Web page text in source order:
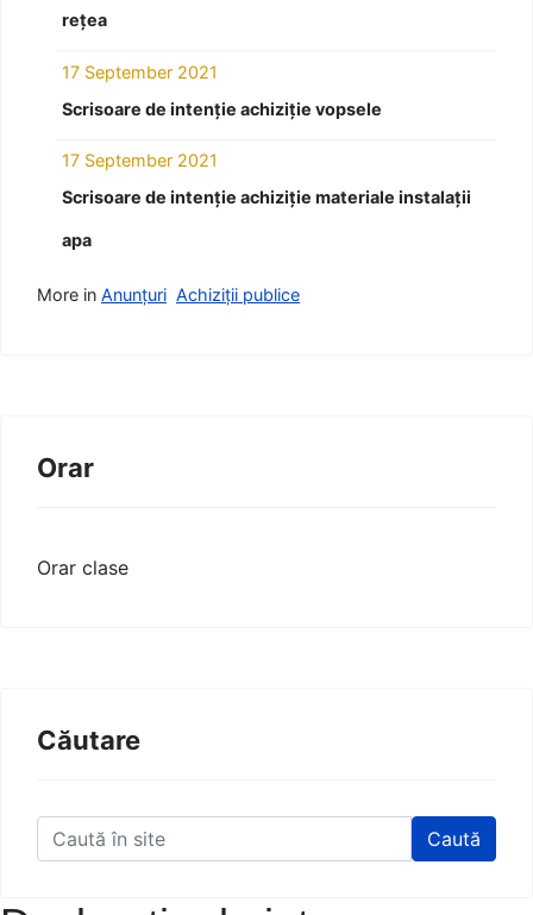
rețea
17 September 2021
Scrisoare de intenție achiziție vopsele
17 September 2021
Scrisoare de intenție achiziție materiale instalații
apa
More in Anunțuri Achiziții publice
Orar
Orar clase
Căutare
Caută